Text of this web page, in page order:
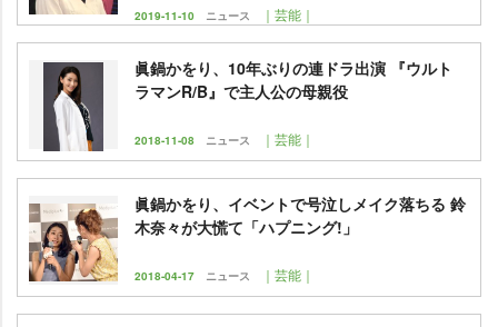
2019-11-10 ニュース ｜芸能｜
眞鍋かをり、10年ぶりの連ドラ出演 『ウルト
ラマンR/B』で主人公の母親役
2018-11-08 ニュース ｜芸能｜
眞鍋かをり、イベントで号泣しメイク落ちる 鈴
木奈々が大慌て「ハプニング!」
2018-04-17 ニュース ｜芸能｜